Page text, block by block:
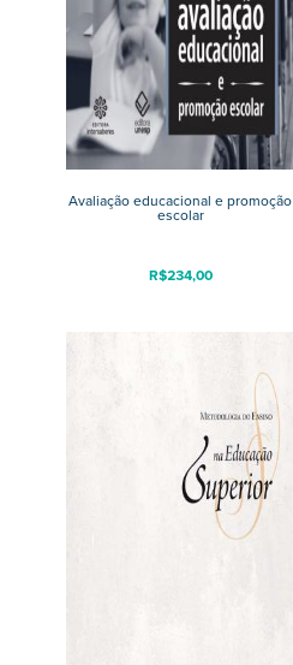
Avaliação educacional e promoção
escolar
R$234,00